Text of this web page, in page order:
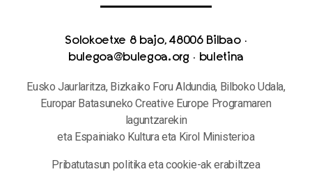
Solokoetxe 8 bajo, 48006 Bilbao·
bulegoa@bulegoa.org · buletina
Eusko Jaurlaritza, Bizkaiko Foru Aldundia, Bilboko Udala,
Europar Batasuneko Creative Europe Programaren
laguntzarekin
eta Espainiako Kultura eta Kirol Ministerioa
Pribatutasun politika eta cookie-ak erabiltzea